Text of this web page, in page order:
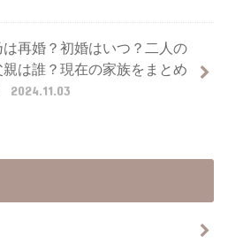
は再婚？初婚はいつ？二人の
は誰？現在の家族をまとめ
2024.11.03